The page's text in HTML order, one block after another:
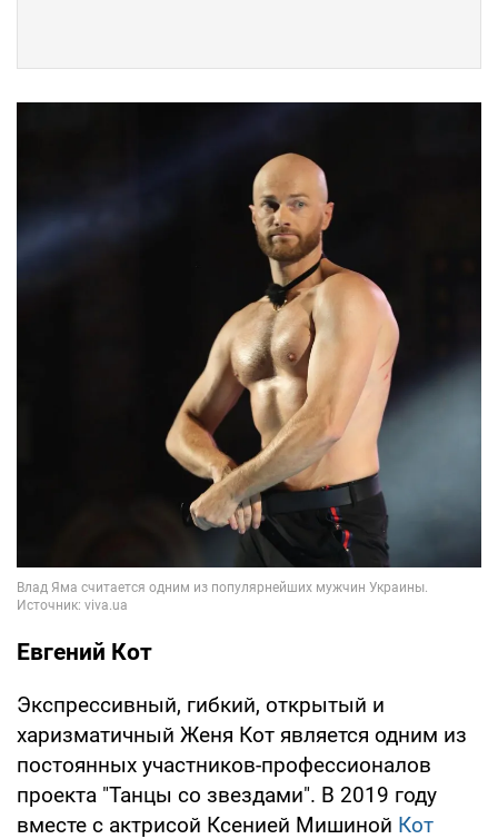
Евгений Кот
Экспрессивный, гибкий, открытый и
харизматичный Женя Кот является одним из
постоянных участников-профессионалов
проекта "Танцы со звездами". В 2019 году
вместе с актрисой Ксенией Мишиной Кот